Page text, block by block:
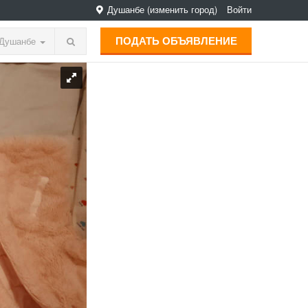
Душанбе (изменить город) Войти
ПОДАТЬ ОБЪЯВЛЕНИЕ